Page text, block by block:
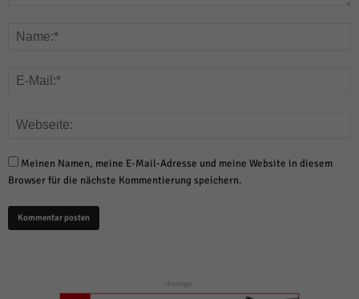
Meinen Namen, meine E-Mail-Adresse und meine Website in diesem
Browser für die nächste Kommentierung speichern.
- Anzeige -